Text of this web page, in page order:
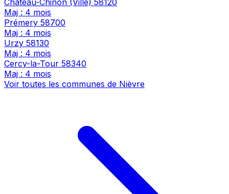
Maj : 4 mois
Prémery 58700
Maj : 4 mois
Urzy 58130
Maj : 4 mois
Cercy-la-Tour 58340
Maj : 4 mois
Voir toutes les communes de Nièvre